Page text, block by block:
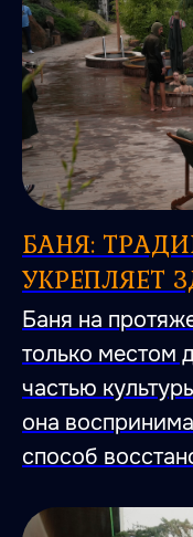
БАНЯ:
УКРЕПЛЯЕТ
Баня на
только местом
частью
она
способ